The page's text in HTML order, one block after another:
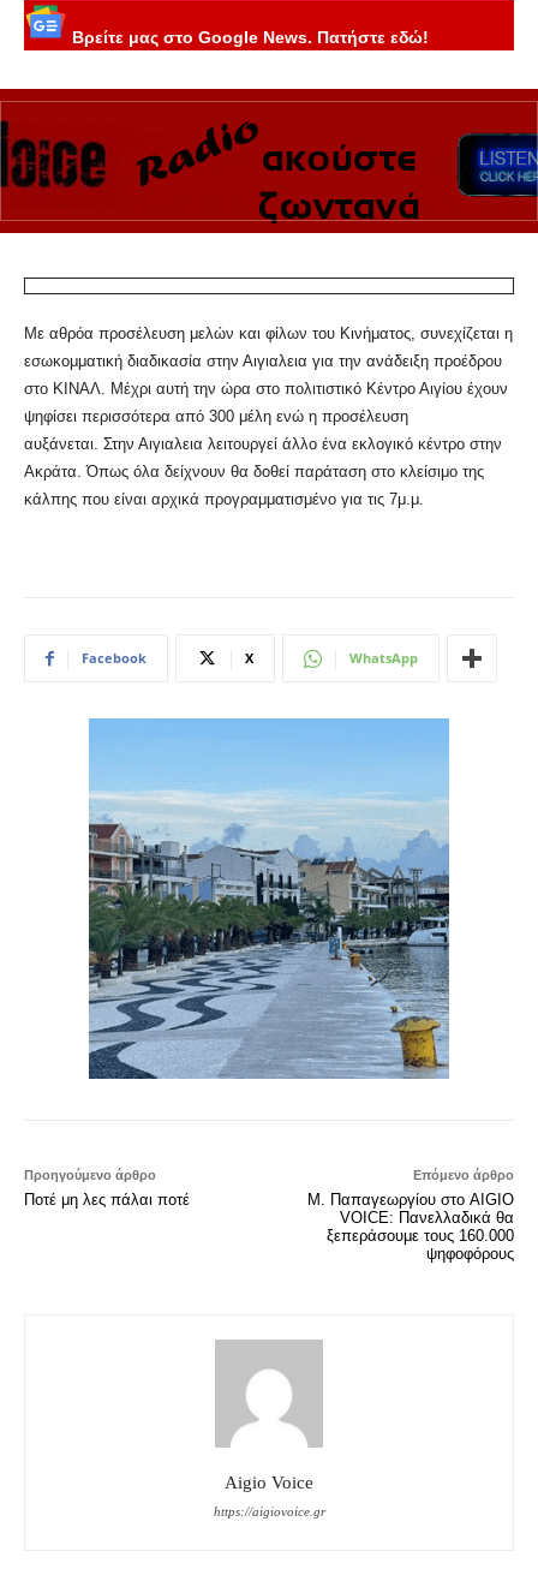
Βρείτε μας στο Google News. Πατήστε εδώ!
Με αθρόα προσέλευση μελών και φίλων του Κινήματος, συνεχίζεται η
εσωκομματική διαδικασία στην Αιγιαλεια για την ανάδειξη προέδρου
στο ΚΙΝΑΛ. Μέχρι αυτή την ώρα στο πολιτιστικό Κέντρο Αιγίου έχουν
ψηφίσει περισσότερα από 300 μέλη ενώ η προσέλευση
αυξάνεται. Στην Αιγιαλεια λειτουργεί άλλο ένα εκλογικό κέντρο στην
Ακράτα. Όπως όλα δείχνουν θα δοθεί παράταση στο κλείσιμο της
κάλπης που είναι αρχικά προγραμματισμένο για τις 7μ.μ.
Facebook X WhatsApp
Προηγούμενο άρθρο
Ποτέ μη λες πάλαι ποτέ
Επόμενο άρθρο
Μ. Παπαγεωργίου στο AIGIO
VOICE: Πανελλαδικά θα
ξεπεράσουμε τους 160.000
ψηφοφόρους
Aigio Voice
https://aigiovoice.gr